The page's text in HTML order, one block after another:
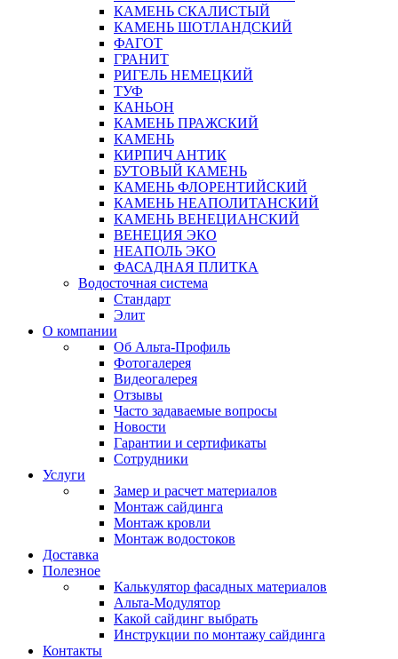
КАМЕНЬ СКАЛИСТЫЙ
КАМЕНЬ ШОТЛАНДСКИЙ
ФАГОТ
ГРАНИТ
РИГЕЛЬ НЕМЕЦКИЙ
ТУФ
КАНЬОН
КАМЕНЬ ПРАЖСКИЙ
КАМЕНЬ
КИРПИЧ АНТИК
БУТОВЫЙ КАМЕНЬ
КАМЕНЬ ФЛОРЕНТИЙСКИЙ
КАМЕНЬ НЕАПОЛИТАНСКИЙ
КАМЕНЬ ВЕНЕЦИАНСКИЙ
ВЕНЕЦИЯ ЭКО
НЕАПОЛЬ ЭКО
ФАСАДНАЯ ПЛИТКА
Водосточная система
Стандарт
Элит
О компании
Об Альта-Профиль
Фотогалерея
Видеогалерея
Отзывы
Часто задаваемые вопросы
Новости
Гарантии и сертификаты
Сотрудники
Услуги
Замер и расчет материалов
Монтаж сайдинга
Монтаж кровли
Монтаж водостоков
Доставка
Полезное
Калькулятор фасадных материалов
Альта-Модулятор
Какой сайдинг выбрать
Инструкции по монтажу сайдинга
Контакты